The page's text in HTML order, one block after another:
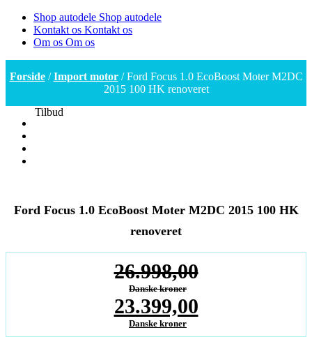
Shop autodele Shop autodele
Kontakt os Kontakt os
Om os Om os
Forside/Import motor/ Ford Focus 1.0 EcoBoost Moter M2DC
2015 100 HK renoveret
Tilbud
Ford Focus 1.0 EcoBoost Moter M2DC 2015 100 HK
renoveret
26.998,00
Danske kroner
Den
oprindelige
23.399,00
Danske kroner